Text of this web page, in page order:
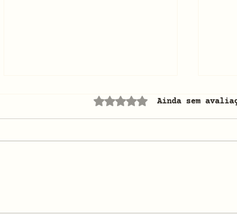
Lispector e Fernando
Avaliado com 0 de 5
Ainda sem